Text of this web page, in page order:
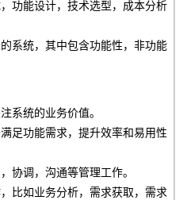
功能设计，技术选型，成本分析
系统，其中包含功能性，非功能
系统的业务价值。
足功能需求，提升效率和易用性
协调，沟通等管理工作。
比如业务分析，需求获取，需求